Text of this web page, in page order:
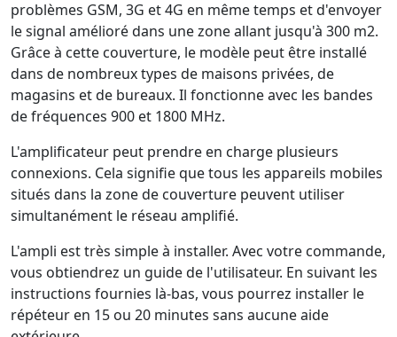
problèmes GSM, 3G et 4G en même temps et d'envoyer
le signal amélioré dans une zone allant jusqu'à 300 m2.
Grâce à cette couverture, le modèle peut être installé
dans de nombreux types de maisons privées, de
magasins et de bureaux. Il fonctionne avec les bandes
de fréquences 900 et 1800 MHz.
L'amplificateur peut prendre en charge plusieurs
connexions. Cela signifie que tous les appareils mobiles
situés dans la zone de couverture peuvent utiliser
simultanément le réseau amplifié.
L'ampli est très simple à installer. Avec votre commande,
vous obtiendrez un guide de l'utilisateur. En suivant les
instructions fournies là-bas, vous pourrez installer le
répéteur en 15 ou 20 minutes sans aucune aide